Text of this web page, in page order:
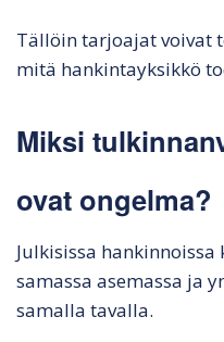
Tällöin tarjoajat voivat
mitä hankintayksikkö
Miksi
ovat ongelma?
Julkisissa
samassa asemassa ja
samalla tavalla.